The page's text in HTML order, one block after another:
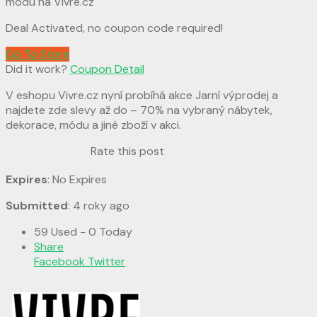
Deal Activated, no coupon code required!
Go To Store
Did it work? Coupon Detail
V eshopu Vivre.cz nyní probíhá akce Jarní výprodej a
najdete zde slevy až do – 70% na vybraný nábytek,
dekorace, módu a jiné zboží v akci.
Rate this post
Expires: No Expires
Submitted: 4 roky ago
59 Used - 0 Today
Share
Facebook Twitter